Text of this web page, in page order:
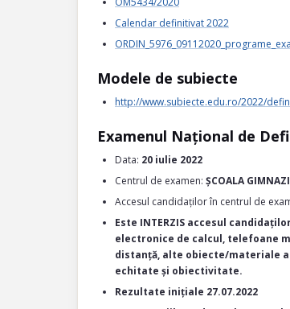
Calendar definitivat 2022
Modele de subiecte
http://www.subiecte.edu.ro/2022/
Examenul Național de
Data: 20 iulie 2022
Centrul de examen: ȘCOALA
Accesul candidaților în centrul de
Este INTERZIS accesul
electronice de calcul, telefoane
distanță, alte obiecte/materiale
echitate și obiectivitate.
Rezultate inițiale 27.07.2022